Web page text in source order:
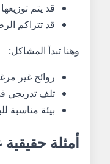
قد يتم
قد تتراكم
وهنا تبدأ المشاكل:
روائح غير
تلف تدريجي
بيئة مناسبة
أمثلة